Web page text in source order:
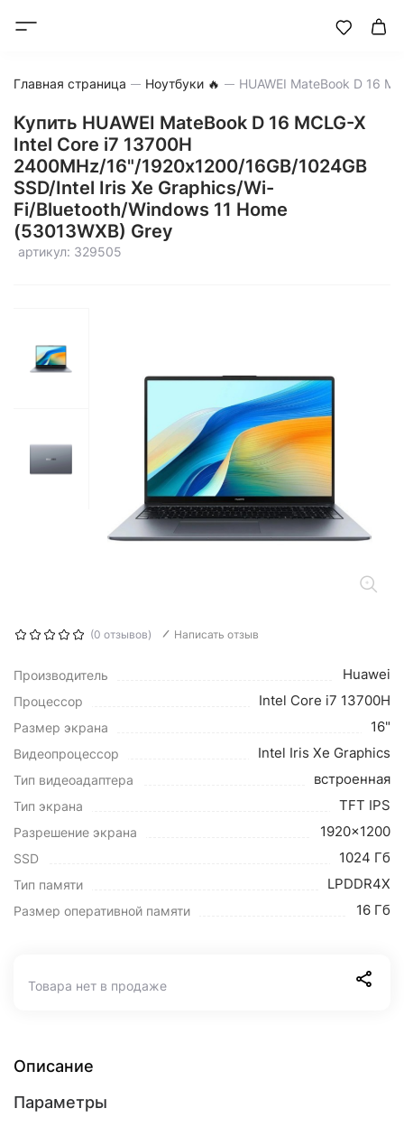
Главная страница Ноутбуки 🔥
Купить HUAWEI MateBook D 16 MCLG-X
Intel Core i7 13700H
2400MHz/16"/1920х1200/16GB/1024GB
SSD/Intel Iris Xe Graphics/Wi-
Fi/Bluetooth/Windows 11 Home
(53013WXB) Grey
артикул: 329505
(0 отзывов) Написать отзыв
Производитель Huawei
Процессор Intel Core i7 13700H
Размер экрана 16"
Видеопроцессор Intel Iris Xe Graphics
Тип видеоадаптера встроенная
Тип экрана TFT IPS
Разрешение экрана 1920x1200
SSD 1024 Гб
Тип памяти LPDDR4X
Размер оперативной памяти 16 Гб
Товара нет в продаже
Описание
Параметры